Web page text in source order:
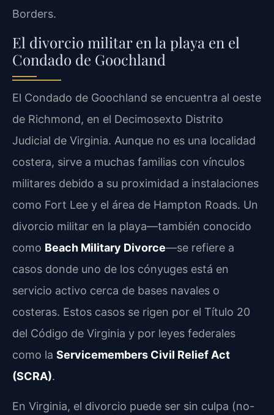
Borders.
El divorcio militar en la playa en el
Condado de Goochland
El Condado de Goochland se encuentra al oeste
de Richmond, en el Decimosexto Distrito
Judicial de Virginia. Aunque no es una localidad
costera, sirve a muchas familias con vínculos
militares debido a su proximidad a instalaciones
como Fort Lee y el área de Hampton Roads. Un
divorcio militar en la playa—también conocido
como Beach Military Divorce—se refiere a
casos donde uno de los cónyuges está en
servicio activo cerca de bases navales o
costeras. Estos casos se rigen por el Título 20
del Código de Virginia y por leyes federales
como la Servicemembers Civil Relief Act
(SCRA).
En Virginia, el divorcio puede ser sin culpa (no-